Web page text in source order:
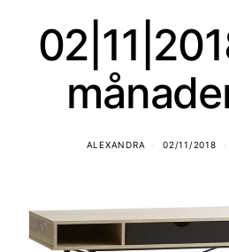
ALEXANDRA 02/11/2018